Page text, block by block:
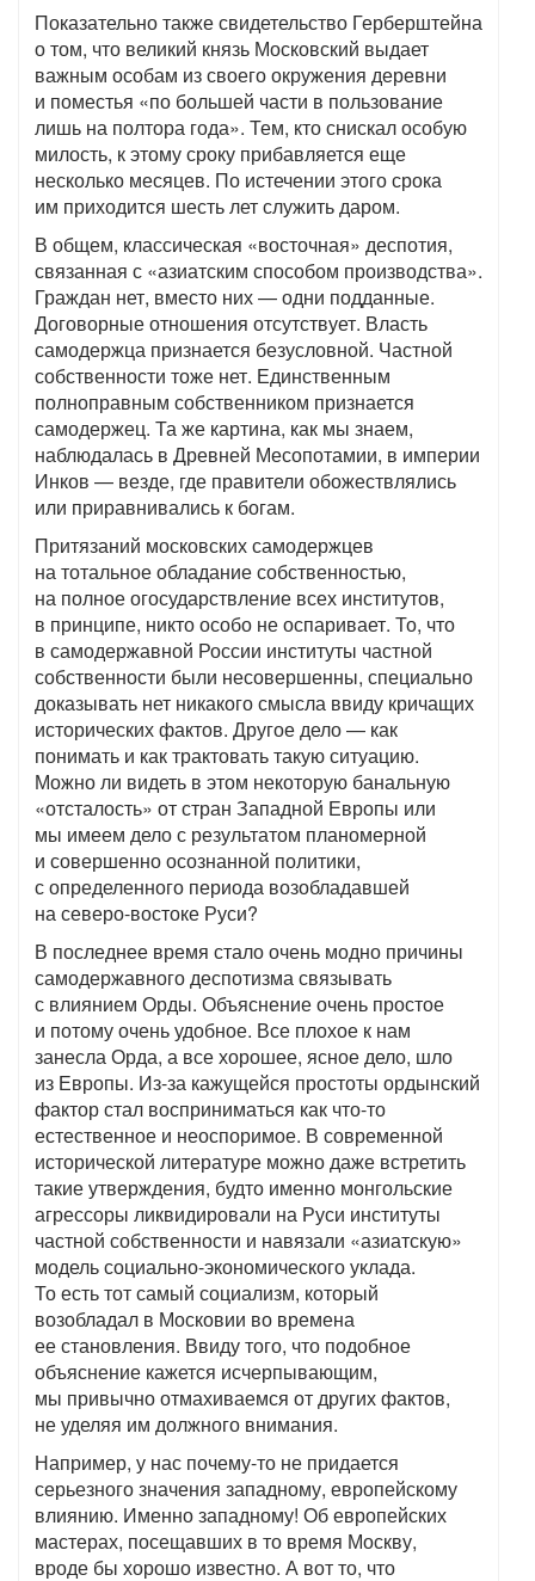
Показательно также свидетельство Герберштейна
о том, что великий князь Московский выдает
важным особам из своего окружения деревни
и поместья «по большей части в пользование
лишь на полтора года». Тем, кто снискал особую
милость, к этому сроку прибавляется еще
несколько месяцев. По истечении этого срока
им приходится шесть лет служить даром.
В общем, классическая «восточная» деспотия,
связанная с «азиатским способом производства».
Граждан нет, вместо них — одни подданные.
Договорные отношения отсутствует. Власть
самодержца признается безусловной. Частной
собственности тоже нет. Единственным
полноправным собственником признается
самодержец. Та же картина, как мы знаем,
наблюдалась в Древней Месопотамии, в империи
Инков — везде, где правители обожествлялись
или приравнивались к богам.
Притязаний московских самодержцев
на тотальное обладание собственностью,
на полное огосударствление всех институтов,
в принципе, никто особо не оспаривает. То, что
в самодержавной России институты частной
собственности были несовершенны, специально
доказывать нет никакого смысла ввиду кричащих
исторических фактов. Другое дело — как
понимать и как трактовать такую ситуацию.
Можно ли видеть в этом некоторую банальную
«отсталость» от стран Западной Европы или
мы имеем дело с результатом планомерной
и совершенно осознанной политики,
с определенного периода возобладавшей
на северо-востоке Руси?
В последнее время стало очень модно причины
самодержавного деспотизма связывать
с влиянием Орды. Объяснение очень простое
и потому очень удобное. Все плохое к нам
занесла Орда, а все хорошее, ясное дело, шло
из Европы. Из-за кажущейся простоты ордынский
фактор стал восприниматься как что-то
естественное и неоспоримое. В современной
исторической литературе можно даже встретить
такие утверждения, будто именно монгольские
агрессоры ликвидировали на Руси институты
частной собственности и навязали «азиатскую»
модель социально-экономического уклада.
То есть тот самый социализм, который
возобладал в Московии во времена
ее становления. Ввиду того, что подобное
объяснение кажется исчерпывающим,
мы привычно отмахиваемся от других фактов,
не уделяя им должного внимания.
Например, у нас почему-то не придается
серьезного значения западному, европейскому
влиянию. Именно западному! Об европейских
мастерах, посещавших в то время Москву,
вроде бы хорошо известно. А вот то, что